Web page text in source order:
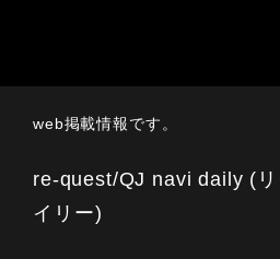
web掲載情報です。
re-quest/QJ navi daily (
イリー)